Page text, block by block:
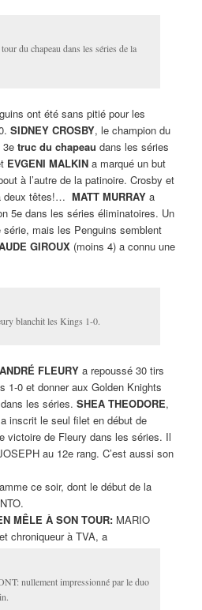
du chapeau dans les séries de la
ont été sans pitié pour les
SIDNEY CROSBY, le champion du
3e truc du chapeau dans les séries
EVGENI MALKINa marqué un but
à l’autre de la patinoire. Crosby et
têtes!… MATT MURRAYa
5e dans les séries éliminatoires. Un
mais les Penguins semblent
GIROUX (moins 4) a connu une
blanchit les Kings 1-0.
FLEURYa repoussé 30 tirs
1-0 et donner aux Golden Knights
les séries. SHEA THEODORE,
inscrit le seul filet en début de
victoire de Fleury dans les séries. Il
au 12e rang. C’est aussi son
ce soir, dont le début de la
MÊLE À SON TOUR: MARIO
chroniqueur à TVA, a
nullement impressionné par le duo